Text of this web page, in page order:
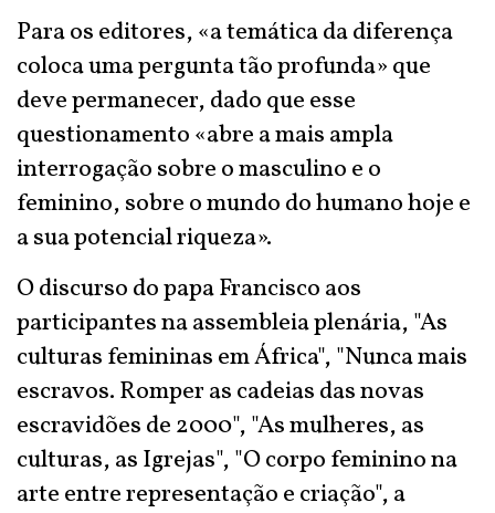
Para os editores, «a temática da diferença
coloca uma pergunta tão profunda» que
deve permanecer, dado que esse
questionamento «abre a mais ampla
interrogação sobre o masculino e o
feminino, sobre o mundo do humano hoje e
a sua potencial riqueza».
O discurso do papa Francisco aos
participantes na assembleia plenária, "As
culturas femininas em África", "Nunca mais
escravos. Romper as cadeias das novas
escravidões de 2000", "As mulheres, as
culturas, as Igrejas", "O corpo feminino na
arte entre representação e criação", a